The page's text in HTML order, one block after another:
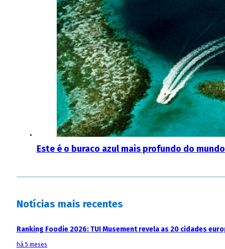
Este é o buraco azul mais profundo do
Notícias mais recentes
Ranking Foodie 2026: TUI Musement revela as 20 cidades
há 5 meses